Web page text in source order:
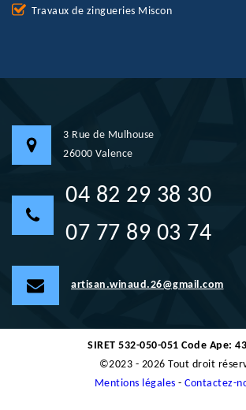
Travaux de zingueries Miscon
3 Rue de Mulhouse
26000 Valence
04 82 29 38 30
07 77 89 03 74
artisan.winaud.26@gmail.com
SIRET 532-050-051 Code Ape:
©2023 - 2026 Tout droit
Mentions légales -Contactez-